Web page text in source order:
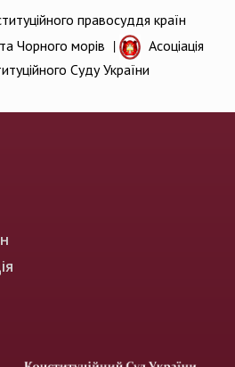
правосуддя країн
та Чорного морів |
Асоціація
Суду України